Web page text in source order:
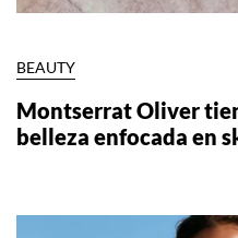
BEAUTY
Montserrat Oliver
belleza enfocada en